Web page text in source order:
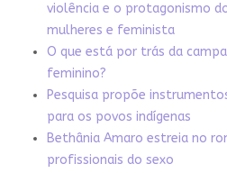
violência e o protagonismo
mulheres e feminista
O que está por trás da
feminino?
Pesquisa propõe
para os povos indígenas
Bethânia Amaro estreia no
profissionais do sexo